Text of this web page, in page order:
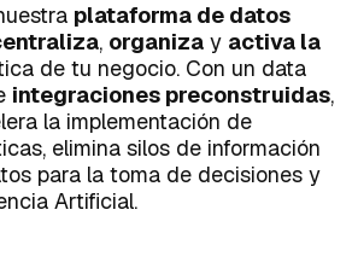
plataforma de datos
, organiza y activa la
de tu negocio. Con un data
integraciones preconstruidas,
la implementación de
elimina silos de información
para la toma de decisiones y
Artificial.